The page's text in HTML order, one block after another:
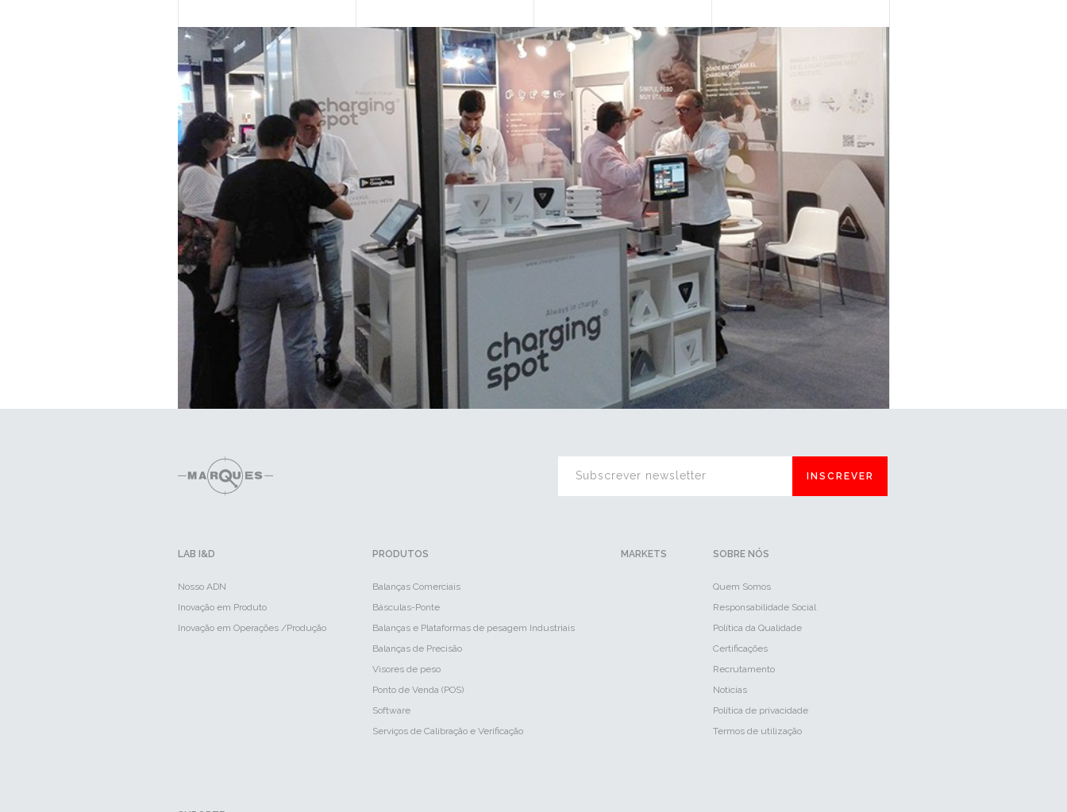
INSCREVER
LAB I&D
Nosso ADN
Inovação em Produto
Inovação em Operações /Produção
PRODUTOS
Balanças Comerciais
Básculas-Ponte
Balanças e Plataformas de pesagem Industriais
Balanças de Precisão
Visores de peso
Ponto de Venda (POS)
Software
Serviços de Calibração e Verificação
MARKETS SOBRE NÓS
Quem Somos
Responsabilidade Social
Política da Qualidade
Certificações
Recrutamento
Notícias
Política de privacidade
Termos de utilização